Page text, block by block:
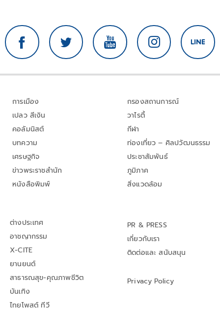
การเมือง
เปลว สีเงิน
คอลัมนิสต์
บทความ
เศรษฐกิจ
ข่าวพระราชสำนัก
หนังสือพิมพ์
กรองสถานการณ์
วาไรตี้
กีฬา
ท่องเที่ยว – ศิลปวัฒนธรรม
ประชาสัมพันธ์
ภูมิภาค
สิ่งแวดล้อม
ต่างประเทศ
อาชญากรรม
X-CITE
ยานยนต์
สาธารณสุข-คุณภาพชีวิต
บันเทิง
ไทยโพสต์ ทีวี
PR & PRESS
เกี่ยวกับเรา
ติดต่อและ สนับสนุน
Privacy Policy